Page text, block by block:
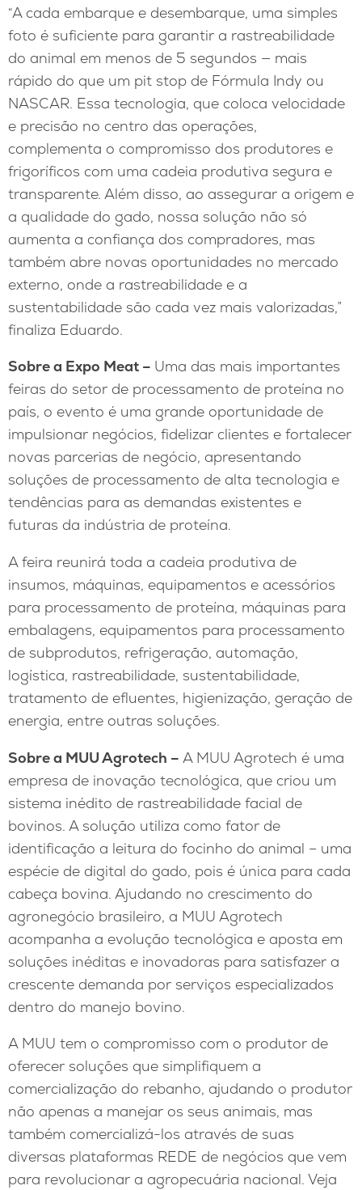
“A cada embarque e desembarque, uma simples
foto é suficiente para garantir a rastreabilidade
do animal em menos de 5 segundos — mais
rápido do que um pit stop de Fórmula Indy ou
NASCAR. Essa tecnologia, que coloca velocidade
e precisão no centro das operações,
complementa o compromisso dos produtores e
frigoríficos com uma cadeia produtiva segura e
transparente. Além disso, ao assegurar a origem e
a qualidade do gado, nossa solução não só
aumenta a confiança dos compradores, mas
também abre novas oportunidades no mercado
externo, onde a rastreabilidade e a
sustentabilidade são cada vez mais valorizadas,”
finaliza Eduardo.
Sobre a Expo Meat – Uma das mais importantes
feiras do setor de processamento de proteína no
país, o evento é uma grande oportunidade de
impulsionar negócios, fidelizar clientes e fortalecer
novas parcerias de negócio, apresentando
soluções de processamento de alta tecnologia e
tendências para as demandas existentes e
futuras da indústria de proteína.
A feira reunirá toda a cadeia produtiva de
insumos, máquinas, equipamentos e acessórios
para processamento de proteína, máquinas para
embalagens, equipamentos para processamento
de subprodutos, refrigeração, automação,
logística, rastreabilidade, sustentabilidade,
tratamento de efluentes, higienização, geração de
energia, entre outras soluções.
Sobre a MUU Agrotech – A MUU Agrotech é uma
empresa de inovação tecnológica, que criou um
sistema inédito de rastreabilidade facial de
bovinos. A solução utiliza como fator de
identificação a leitura do focinho do animal – uma
espécie de digital do gado, pois é única para cada
cabeça bovina. Ajudando no crescimento do
agronegócio brasileiro, a MUU Agrotech
acompanha a evolução tecnológica e aposta em
soluções inéditas e inovadoras para satisfazer a
crescente demanda por serviços especializados
dentro do manejo bovino.
A MUU tem o compromisso com o produtor de
oferecer soluções que simplifiquem a
comercialização do rebanho, ajudando o produtor
não apenas a manejar os seus animais, mas
também comercializá-los através de suas
diversas plataformas REDE de negócios que vem
para revolucionar a agropecuária nacional. Veja